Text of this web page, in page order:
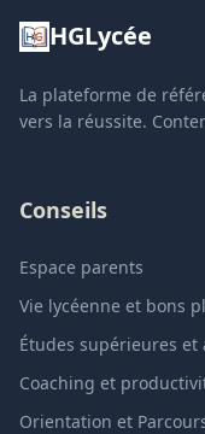
HGLycée
La plateforme de
vers la réussite.
Conseils
Espace parents
Vie lycéenne et bons
Études supérieures et
Coaching et
Orientation et